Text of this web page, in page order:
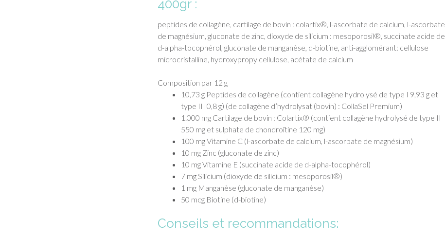
400gr :
peptides de collagène, cartilage de bovin : colartix®, l-ascorbate de calcium, l-ascorbate
de magnésium, gluconate de zinc, dioxyde de silicium : mesoporosil®, succinate acide de
d-alpha-tocophérol, gluconate de manganèse, d-biotine, anti-agglomérant: cellulose
microcristalline, hydroxypropylcellulose, acétate de calcium
Composition par 12 g
10,73 g Peptides de collagène (contient collagène hydrolysé de type I 9,93 g et
type III 0,8 g) (de collagène d’hydrolysat (bovin) : CollaSel Premium)
1.000 mg Cartilage de bovin : Colartix® (contient collagène hydrolysé de type II
550 mg et sulphate de chondroïtine 120 mg)
100 mg Vitamine C (l-ascorbate de calcium, l-ascorbate de magnésium)
10 mg Zinc (gluconate de zinc)
10 mg Vitamine E (succinate acide de d-alpha-tocophérol)
7 mg Silicium (dioxyde de silicium : mesoporosil®)
1 mg Manganèse (gluconate de manganèse)
50 mcg Biotine (d-biotine)
Conseils et recommandations: